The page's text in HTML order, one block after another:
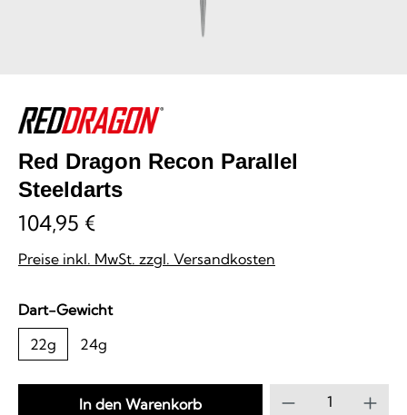
Red Dragon Recon Parallel
Steeldarts
104,95 €
Preise inkl. MwSt. zzgl. Versandkosten
Dart-Gewichtauswählen
22g
24g
Produkt
In den Warenkorb